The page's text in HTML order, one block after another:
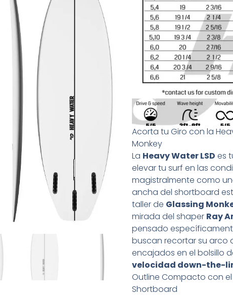
Acorta tu Giro con la
Monkey
La Heavy Water LSD es
elevar tu surf en las
magistralmente como
ancha del shortboard
taller de Glassing
mirada del shaper Ray
pensado
buscan recortar su arco
encajados en el bolsillo
velocidad down-the-
Outline Compacto con
Shortboard